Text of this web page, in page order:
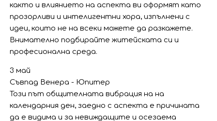
както и влиянието на аспекта ви оформят като
прозорливи и интелигентни хора, изпълнени с
идеи, които не на всеки можете да разкажете.
Внимателно подбирайте житейската си и
професионална среда.
3 май
Съвпад Венера - Юпитер
Този път общителната вибрация на на
календарния ден, заедно с аспекта е причината
да е видима и за невиждащите и осезаема